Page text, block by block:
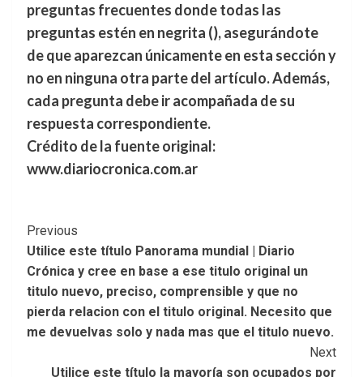
preguntas frecuentes donde todas las
preguntas estén en negrita (), asegurándote
de que aparezcan únicamente en esta sección y
no en ninguna otra parte del artículo. Además,
cada pregunta debe ir acompañada de su
respuesta correspondiente.
Crédito de la fuente original:
www.diariocronica.com.ar
Post
Navigation
Previous
Utilice este título Panorama mundial | Diario
Crónica y cree en base a ese titulo original un
titulo nuevo, preciso, comprensible y que no
pierda relacion con el titulo original. Necesito que
me devuelvas solo y nada mas que el titulo nuevo.
Next
Utilice este título la mayoría son ocupados por